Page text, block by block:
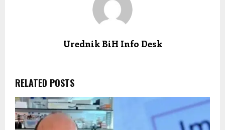
Urednik BiH Info Desk
RELATED POSTS